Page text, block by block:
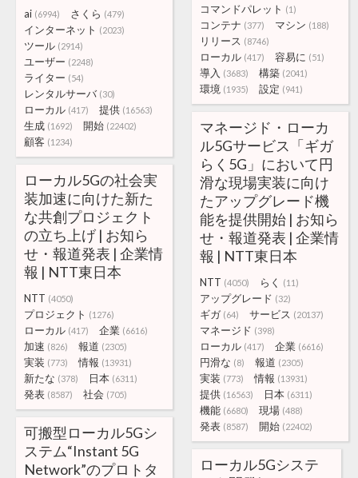
コマンドパレット (1)
コンテナ (377) マシン (188)
リリース (8746)
ローカル (417) 容易に (51)
導入 (3683) 構築 (2041)
環境 (1935) 設定 (941)
ai (6994) さくら (479)
インターネット (2023)
ツール (2914)
ユーザー (2248)
ライター (54)
レンタルサーバ (30)
ローカル (417) 提供 (16563)
生成 (1692) 開始 (22402)
顧客 (1234)
マネージド・ローカ
ル5Gサービス「ギガ
らく5G」において円
滑な現場実装に向け
たアップグレード機
能を提供開始 | お知ら
せ・報道発表 | 企業情
報 | NTT東日本
NTT (4050) らく (11)
アップグレード (32)
ギガ (64) サービス (20137)
マネージド (398)
ローカル (417) 企業 (6616)
円滑な (8) 報道 (2305)
実装 (773) 情報 (13931)
提供 (16563) 日本 (6311)
機能 (6680) 現場 (488)
発表 (8587) 開始 (22402)
ローカル5Gの社会実
装加速に向けた新た
な共創プロジェクト
の立ち上げ | お知ら
せ・報道発表 | 企業情
報 | NTT東日本
NTT (4050)
プロジェクト (1276)
ローカル (417) 企業 (6616)
加速 (826) 報道 (2305)
実装 (773) 情報 (13931)
新たな (378) 日本 (6311)
発表 (8587) 社会 (705)
可搬型ローカル5Gシ
ステム“Instant 5G
Network”のプロトタ
ローカル5Gシステ